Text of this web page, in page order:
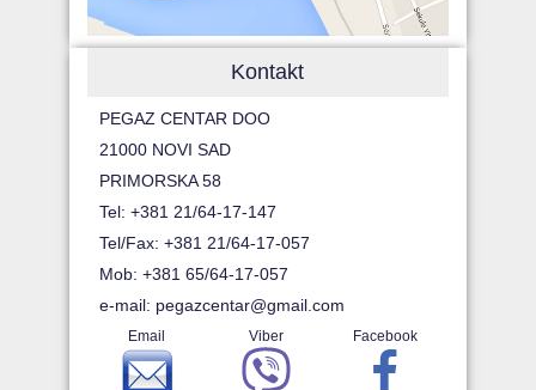
Kontakt
PEGAZ CENTAR DOO
21000 NOVI SAD
PRIMORSKA 58
Tel: +381 21/64-17-147
Tel/Fax: +381 21/64-17-057
Mob: +381 65/64-17-057
e-mail: pegazcentar@gmail.com
Email Viber Facebook